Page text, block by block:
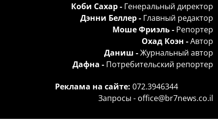
Коби Сахар - Генеральный директор
Дэнни Беллер - Главный редактор
Моше Фриэль - Репортер
Охад Коэн -Автор
Даниш -Журнальный автор
Дафна - Потребительский репортер
Реклама на сайте: 072.3946344
Запросы - office@br7news.co.il